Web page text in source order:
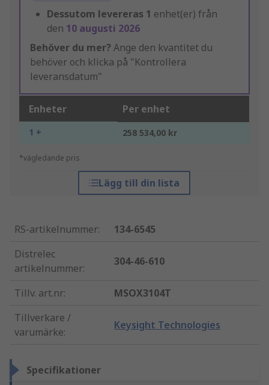
Dessutom levereras 1 enhet(er) från
den 10 augusti 2026
Behöver du mer? Ange den kvantitet du
behöver och klicka på "Kontrollera
leveransdatum"
Enheter Per enhet
1 + 258 534,00 kr
*vägledande pris
Lägg till din lista
RS-artikelnummer:
134-6545
Distrelec
artikelnummer:
304-46-610
Tillv. art.nr:
MSOX3104T
Tillverkare /
varumärke:
Keysight Technologies
Specifikationer